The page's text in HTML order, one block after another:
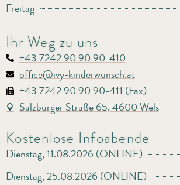
Freitag
Ihr Weg zu uns
+43 7242 90 90 90-410
office@ivy-kinderwunsch.at
+43 7242 90 90 90-411 (Fax)
Salzburger Straße 65, 4600 Wels
Kostenlose Infoabende
Dienstag, 11.08.2026 (ONLINE)
Dienstag, 25.08.2026 (ONLINE)